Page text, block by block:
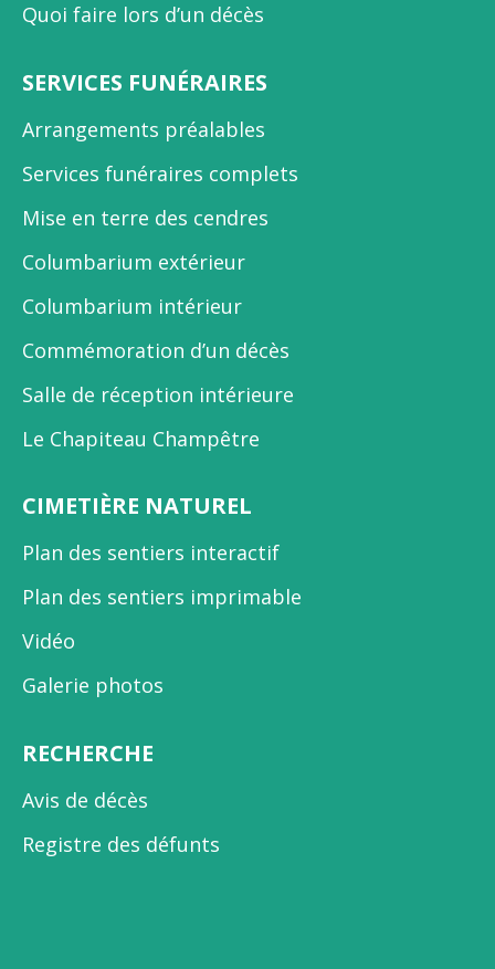
Quoi faire lors d’un décès
SERVICES FUNÉRAIRES
Arrangements préalables
Services funéraires complets
Mise en terre des cendres
Columbarium extérieur
Columbarium intérieur
Commémoration d’un décès
Salle de réception intérieure
Le Chapiteau Champêtre
CIMETIÈRE NATUREL
Plan des sentiers interactif
Plan des sentiers imprimable
Vidéo
Galerie photos
RECHERCHE
Avis de décès
Registre des défunts